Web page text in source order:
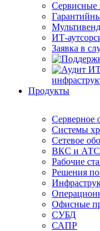
Сервисные
ИТ-
Заявка в
Продукты
Серверное
Системы
Сетевое
ВКС и АТС
Рабочие
Решения
Офисные
СУБД
САПР